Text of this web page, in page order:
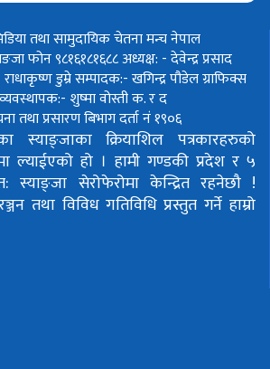
तथा सामुदायिक चेतना मन्च नेपाल
फोन ९८१६१८१६८८अध्यक्ष: - देवेन्द्र प्रसाद
डुम्रेसम्पादक:- खगिन्द्र पौडेलग्राफिक्स
व्यवस्थापक:- शुष्मा वोस्तीक. र द
तथा प्रसारण बिभाग दर्ता नं १९०६
स्याङ्जाका क्रियाशिल पत्रकारहरुको
ल्याईएको हो । हामी गण्डकी प्रदेश र ५
स्याङ्जा सेरोफेरोमा केन्द्रित रहनेछौ !
तथा विविध गतिविधि प्रस्तुत गर्ने हाम्रो